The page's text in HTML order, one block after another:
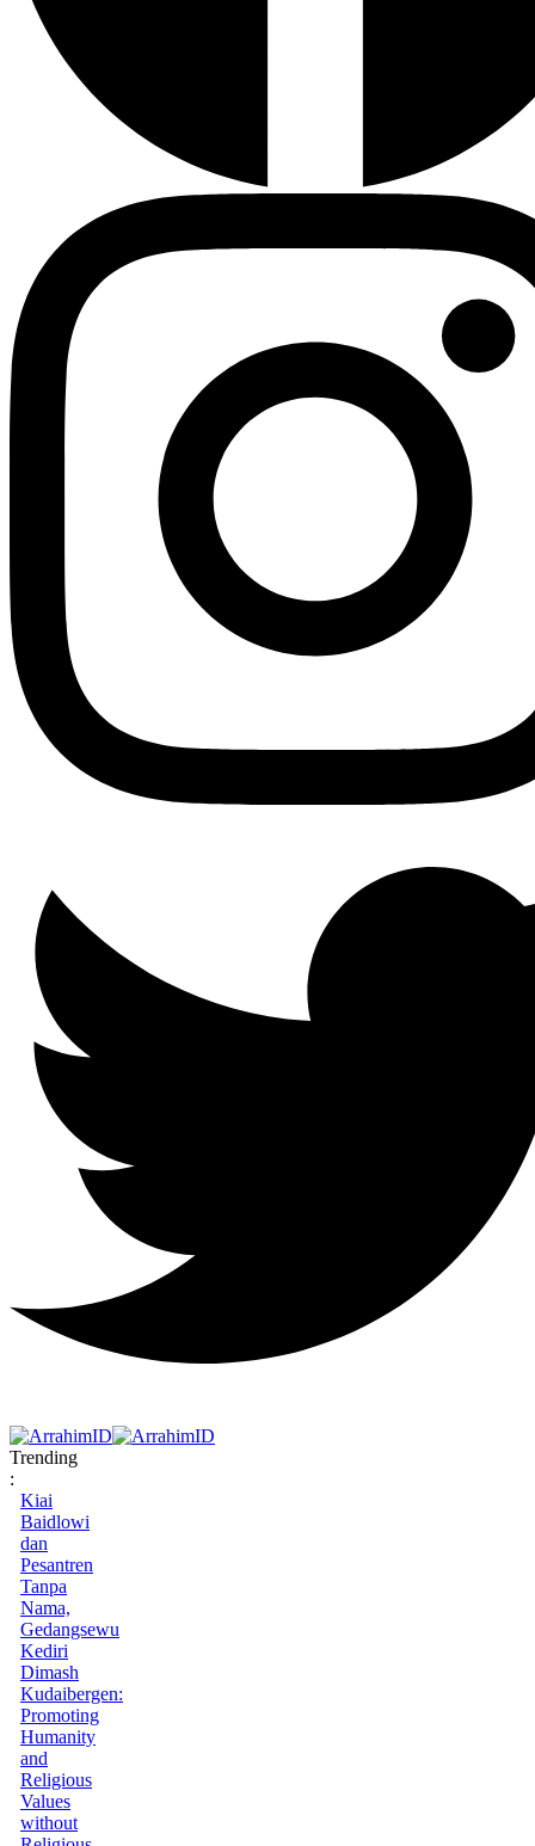
Trending
:
Kiai
Baidlowi
dan
Pesantren
Tanpa
Nama,
Gedangsewu
Kediri
Dimash
Kudaibergen:
Promoting
Humanity
and
Religious
Values
without